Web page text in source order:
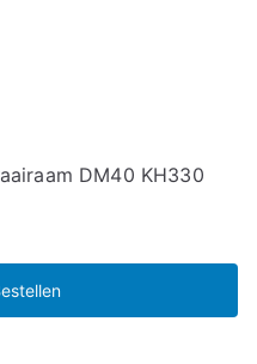
DM40 KH330